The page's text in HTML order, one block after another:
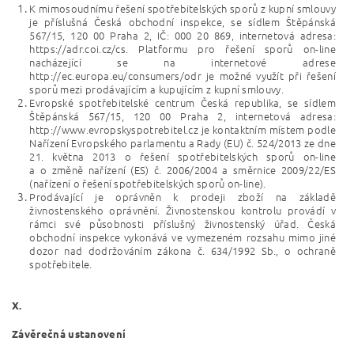
K mimosoudnímu řešení spotřebitelských sporů z kupní smlouvy
je příslušná Česká obchodní inspekce, se sídlem Štěpánská
567/15, 120 00 Praha 2, IČ: 000 20 869, internetová adresa:
https://adr.coi.cz/cs. Platformu pro řešení sporů on-line
nacházející se na internetové adrese
http://ec.europa.eu/consumers/odr je možné využít při řešení
sporů mezi prodávajícím a kupujícím z kupní smlouvy.
Evropské spotřebitelské centrum Česká republika, se sídlem
Štěpánská 567/15, 120 00 Praha 2, internetová adresa:
http://www.evropskyspotrebitel.cz je kontaktním místem podle
Nařízení Evropského parlamentu a Rady (EU) č. 524/2013 ze dne
21. května 2013 o řešení spotřebitelských sporů on-line
a o změně nařízení (ES) č. 2006/2004 a směrnice 2009/22/ES
(nařízení o řešení spotřebitelských sporů on-line).
Prodávající je oprávněn k prodeji zboží na základě
živnostenského oprávnění. Živnostenskou kontrolu provádí v
rámci své působnosti příslušný živnostenský úřad. Česká
obchodní inspekce vykonává ve vymezeném rozsahu mimo jiné
dozor nad dodržováním zákona č. 634/1992 Sb., o ochraně
spotřebitele.
X.
Závěrečná ustanovení